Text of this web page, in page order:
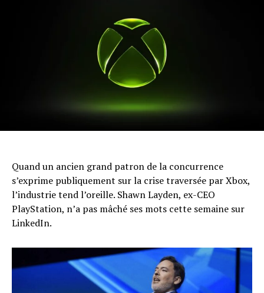
Quand un ancien grand patron de la concurrence
s’exprime publiquement sur la crise traversée par Xbox,
l’industrie tend l’oreille. Shawn Layden, ex-CEO
PlayStation, n’a pas mâché ses mots cette semaine sur
LinkedIn.